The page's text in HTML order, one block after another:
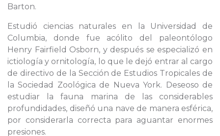
Barton.
Estudió ciencias naturales en la Universidad de
Columbia, donde fue acólito del paleontólogo
Henry Fairfield Osborn, y después se especializó en
ictiología y ornitología, lo que le dejó entrar al cargo
de directivo de la Sección de Estudios Tropicales de
la Sociedad Zoológica de Nueva York. Deseoso de
estudiar la fauna marina de las considerables
profundidades, diseñó una nave de manera esférica,
por considerarla correcta para aguantar enormes
presiones.